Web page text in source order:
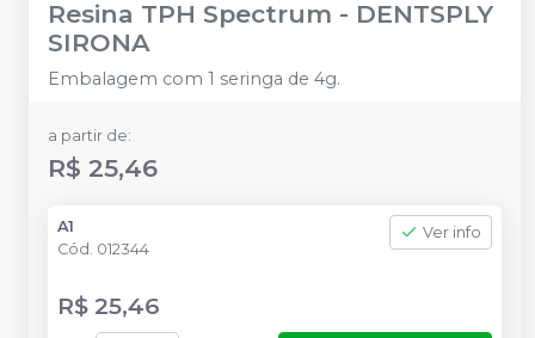
Resina TPH Spectrum - DENTSPLY
SIRONA
Embalagem com 1 seringa de 4g.
a partir de:
R$ 25,46
A1
Cód. 012344
Ver info
R$ 25,46